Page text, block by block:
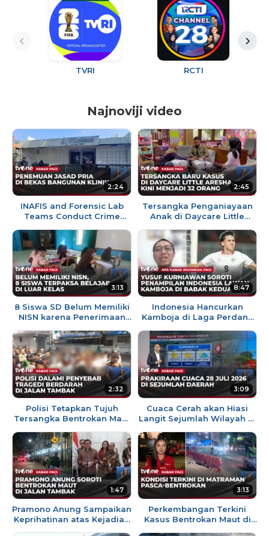
TVRI RCTI
Najnoviji video
2:24
INAFIS and Forensic Lab
Teams Conduct Crime
Body Found at Former
Beauty...
2:45
Tersangka Penganiayaan
Anak di Daycare Little
Pagi
3:13
8 Siswa SD Belum Memiliki
NISN karena Penerimaan
8:47
Indonesia Hancurkan
Kamboja di Laga Perdana
2:32
Polisi Tetapkan Tujuh
Tersangka Bentrokan Maut
3:09
Cuaca Cerah akan Hiasi
Langit Sejumlah Wilayah di
1:47
Pramono Anung Sampaikan
Keprihatinan atas Kejadian
3:13
Perkembangan Terkini
Kasus Bentrokan Maut di